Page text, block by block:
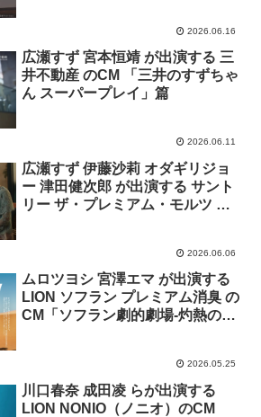
2026.06.16
広瀬すず 宮本恒靖 が出演する 三
井不動産 のCM 「三井のすずちゃ
ん スーパープレイ」篇
2026.06.11
広瀬すず 伊藤沙莉 オダギリジョ
ー 津田健次郎 が出演する サント
リー ザ・プレミアム・モルツ の
2026.06.06
ムロツヨシ 宮澤エマ が出演する
LION ソフラン プレミアム消臭 の
CM「ソフラン劇的劇場-灼熱の残
2026.05.25
川口春奈 成田凌 らが出演する
LION NONIO（ノニオ）のCM